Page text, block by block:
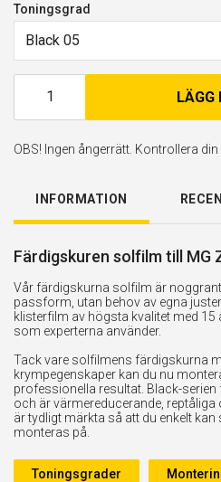
Toningsgrad
Black 05
LÄGG
OBS! Ingen ångerrätt. Kontrollera
INFORMATION
Färdigskuren solfilm till MG
Vår färdigskurna solfilm är
passform, utan behov av egna
klisterfilm av högsta kvalitet med
som experterna använder.
Tack vare solfilmens färdigskurna
krympegenskaper kan du nu
professionella resultat. Black-
och är värmereducerande,
är tydligt märkta så att du enkelt
monteras på.
Toningsgrader